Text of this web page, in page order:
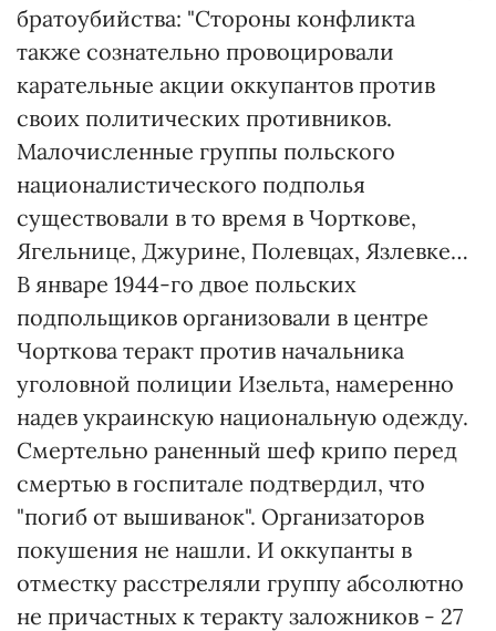
братоубийства: "Стороны конфликта
также сознательно провоцировали
карательные акции оккупантов против
своих политических противников.
Малочисленные группы польского
националистического подполья
существовали в то время в Чорткове,
Ягельнице, Джурине, Полевцах, Язлевке…
В январе 1944-го двое польских
подпольщиков организовали в центре
Чорткова теракт против начальника
уголовной полиции Изельта, намеренно
надев украинскую национальную одежду.
Смертельно раненный шеф крипо перед
смертью в госпитале подтвердил, что
"погиб от вышиванок". Организаторов
покушения не нашли. И оккупанты в
отместку расстреляли группу абсолютно
не причастных к теракту заложников - 27